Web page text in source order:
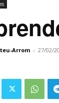
Arrom - 27/02/